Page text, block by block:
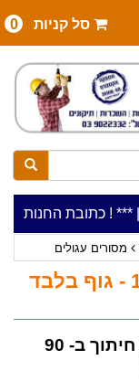
סל קניות 0
***כתובת החנות: רח' המלאכה 2, ביתן 8 (כניסה מרח' ***כלי עבודה להשכרה בתעריף יומי משתלם ! ***
מסורים עגולים
מסור עגול נטען 18V/20V "6.5 - גוף בלבד
איכותי, חזק ומקצועי, 4950 סל"ד, חיתוך ב- 90